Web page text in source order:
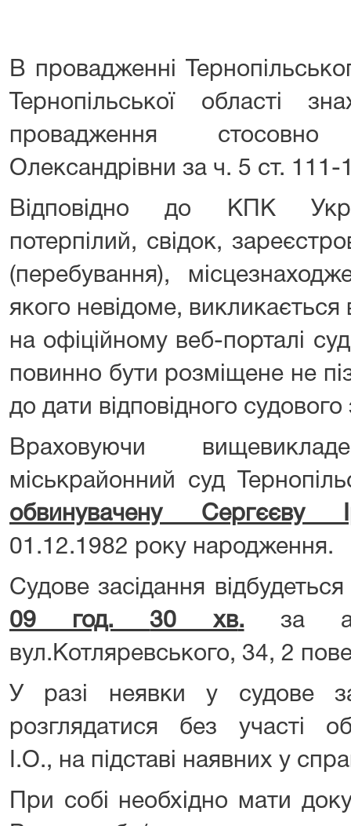
В провадженні
Тернопільської області
провадження
Олександрівни за ч. 5 ст. 111-
Відповідно до КПК
потерпілий, свідок,
(перебування),
якого невідоме,
на офіційному веб-порталі
повинно бути розміщене не
до дати відповідного судового
Враховуючи
міськрайонний суд
обвинувачену Сергєєву
01.12.1982 року народження.
Судове засідання
09 год. 30 хв. за
вул.Котляревського, 34, 2
У разі неявки у судове
розглядатися без участі
І.О., на підставі наявних у
При собі необхідно мати